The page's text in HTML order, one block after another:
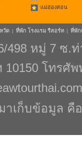
แม่ฮ่องสอน
วัด | ที่พัก โรงแรม รีสอร์ท | ที่พัก
498 หมู่ 7 ซ.
10150 โทรศั
เก็บข้อมูล คือ